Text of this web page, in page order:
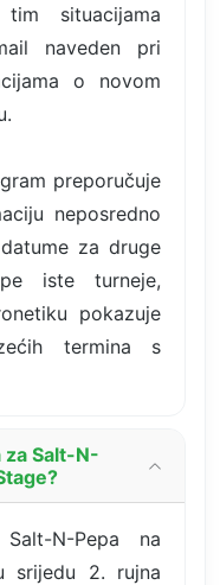
situacijama
naveden pri
o novom
preporučuje
neposredno
za druge
iste turneje,
pokazuje
termina s
za Salt-N-
N-Pepa na
srijedu 2. rujna